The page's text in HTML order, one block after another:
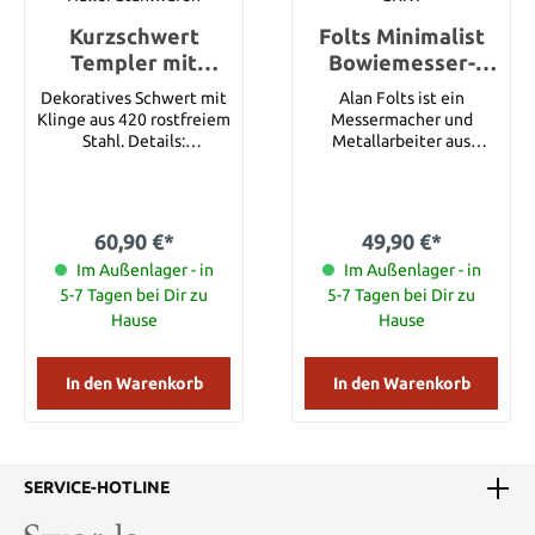
Kurzschwert
Templer mit
Scheide
Dekoratives Schwert mit
Klinge aus 420 rostfreiem
Stahl. Details:
Klingenmaterial: 420
Rostfreier Stahl
60,90 €*
Im Außenlager - in
5-7 Tagen bei Dir zu
Hause
In den Warenkorb
Folts Minimalist
Bowiemesser-
Micartagriff,
rasiermesserschar
f
Alan Folts ist ein
Messermacher und
Metallarbeiter aus
inklusive von Titan
Essstäbchen. Seine
Minimalist®
Nackenmesser wurden
CRTK jetzt drei
Versionen anbietet. Es
leichte Messer, die dank
Klingen, unterstützt von
49,90 €*
Im Außenlager - in
5-7 Tagen bei Dir zu
Hause
In den Warenkorb
SERVICE-HOTLINE